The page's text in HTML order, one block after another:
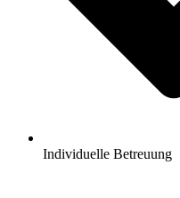
Individuelle Betreuung